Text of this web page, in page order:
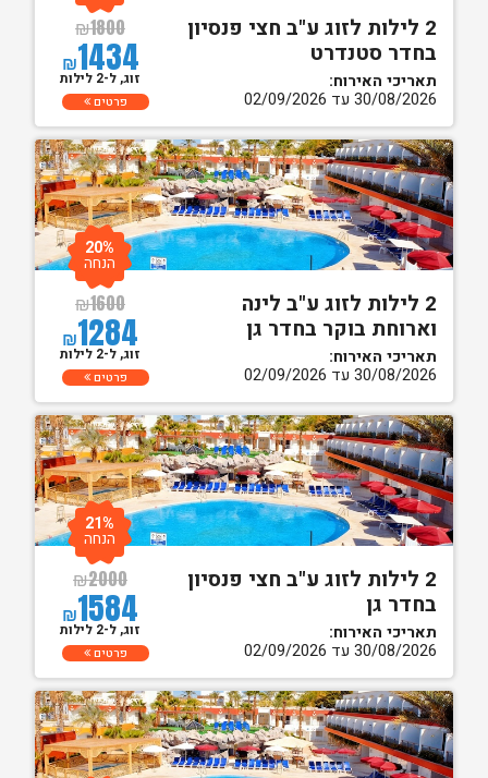
2 לילות לזוג ע"ב חצי פנסיון
בחדר סטנדרט
תאריכי האירוח:
30/08/2026 עד 02/09/2026
₪1800
₪1434
זוג, ל-2 לילות
פרטים
2 לילות לזוג ע"ב לינה
וארוחת בוקר בחדר גן
תאריכי האירוח:
30/08/2026 עד 02/09/2026
₪1600
₪1284
20%
הנחה
זוג, ל-2 לילות
פרטים
2 לילות לזוג ע"ב חצי פנסיון
בחדר גן
תאריכי האירוח:
30/08/2026 עד 02/09/2026
₪2000
₪1584
21%
הנחה
זוג, ל-2 לילות
פרטים